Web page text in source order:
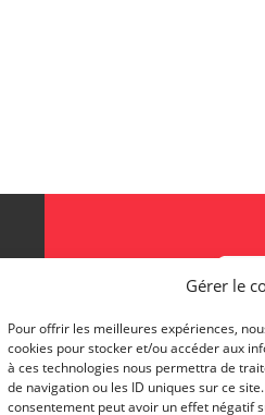
Gérer le
Pour offrir les meilleures expériences,
cookies pour stocker et/ou accéder aux
à ces technologies nous permettra de
de navigation ou les ID uniques sur ce
consentement peut avoir un effet négatif
Les